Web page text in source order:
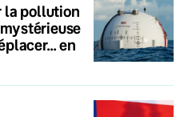
la pollution
en